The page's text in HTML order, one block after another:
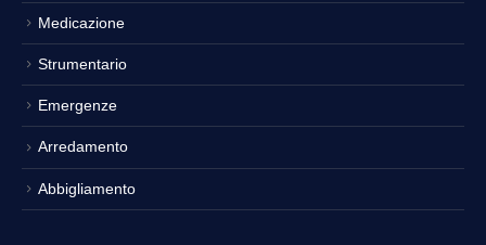
Medicazione
Strumentario
Emergenze
Arredamento
Abbigliamento